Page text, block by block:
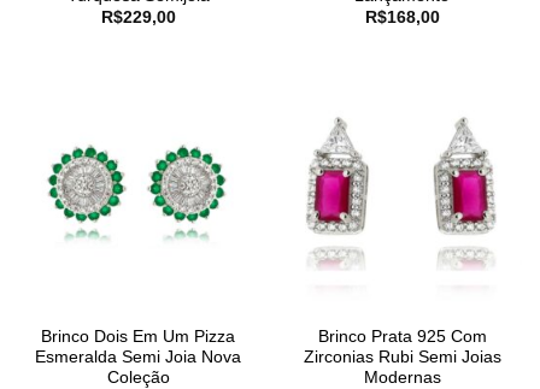
R$229,00
R$168,00
Brinco Dois Em Um Pizza
Esmeralda Semi Joia Nova
Coleção
Brinco Prata 925 Com
Zirconias Rubi Semi Joias
Modernas